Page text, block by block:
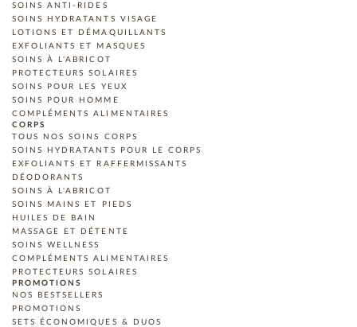
SOINS ANTI-RIDES
SOINS HYDRATANTS VISAGE
LOTIONS ET DÉMAQUILLANTS
EXFOLIANTS ET MASQUES
SOINS À L'ABRICOT
PROTECTEURS SOLAIRES
SOINS POUR LES YEUX
SOINS POUR HOMME
COMPLÉMENTS ALIMENTAIRES
CORPS
TOUS NOS SOINS CORPS
SOINS HYDRATANTS POUR LE CORPS
EXFOLIANTS ET RAFFERMISSANTS
DÉODORANTS
SOINS À L'ABRICOT
SOINS MAINS ET PIEDS
HUILES DE BAIN
MASSAGE ET DÉTENTE
SOINS WELLNESS
COMPLÉMENTS ALIMENTAIRES
PROTECTEURS SOLAIRES
PROMOTIONS
NOS BESTSELLERS
PROMOTIONS
SETS ÉCONOMIQUES & DUOS